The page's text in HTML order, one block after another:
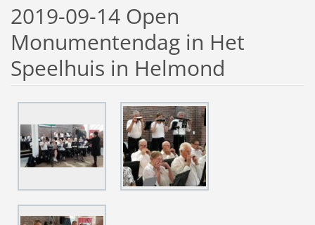
2019-09-14 Open
Monumentendag in Het
Speelhuis in Helmond